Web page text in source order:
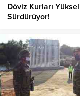
Döviz Kurları
Sürdürüyor!